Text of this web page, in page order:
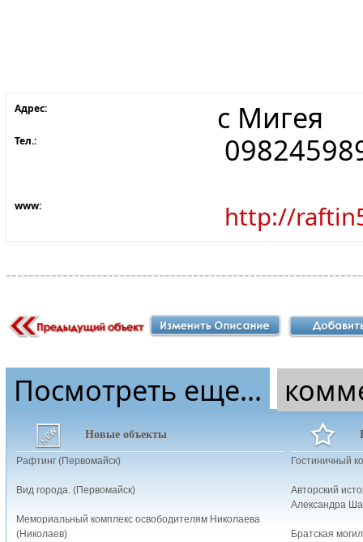
Адрес: с Мигея
Тел.:
www: http://
Посмотреть еще...
Новые объекты
Рафтинг (Первомайск)
Вид города. (Первомайск)
Мемориальный комплекс освободителям Николаева
(Николаев)
Гостиничный
Авторский
Александра
Братская